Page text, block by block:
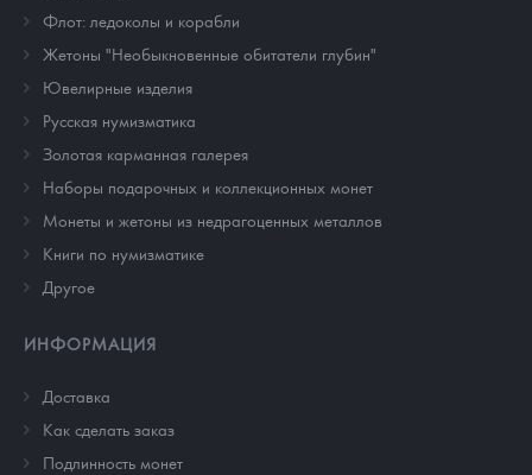
Флот: ледоколы и корабли
Жетоны "Необыкновенные обитатели глубин"
Ювелирные изделия
Русская нумизматика
Золотая карманная галерея
Наборы подарочных и коллекционных монет
Монеты и жетоны из недрагоценных металлов
Книги по нумизматике
Другое
ИНФОРМАЦИЯ
Доставка
Как сделать заказ
Подлинность монет